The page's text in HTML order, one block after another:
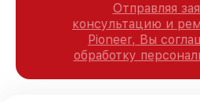
Отправляя
консультацию и
Pioneer, Вы
обработку